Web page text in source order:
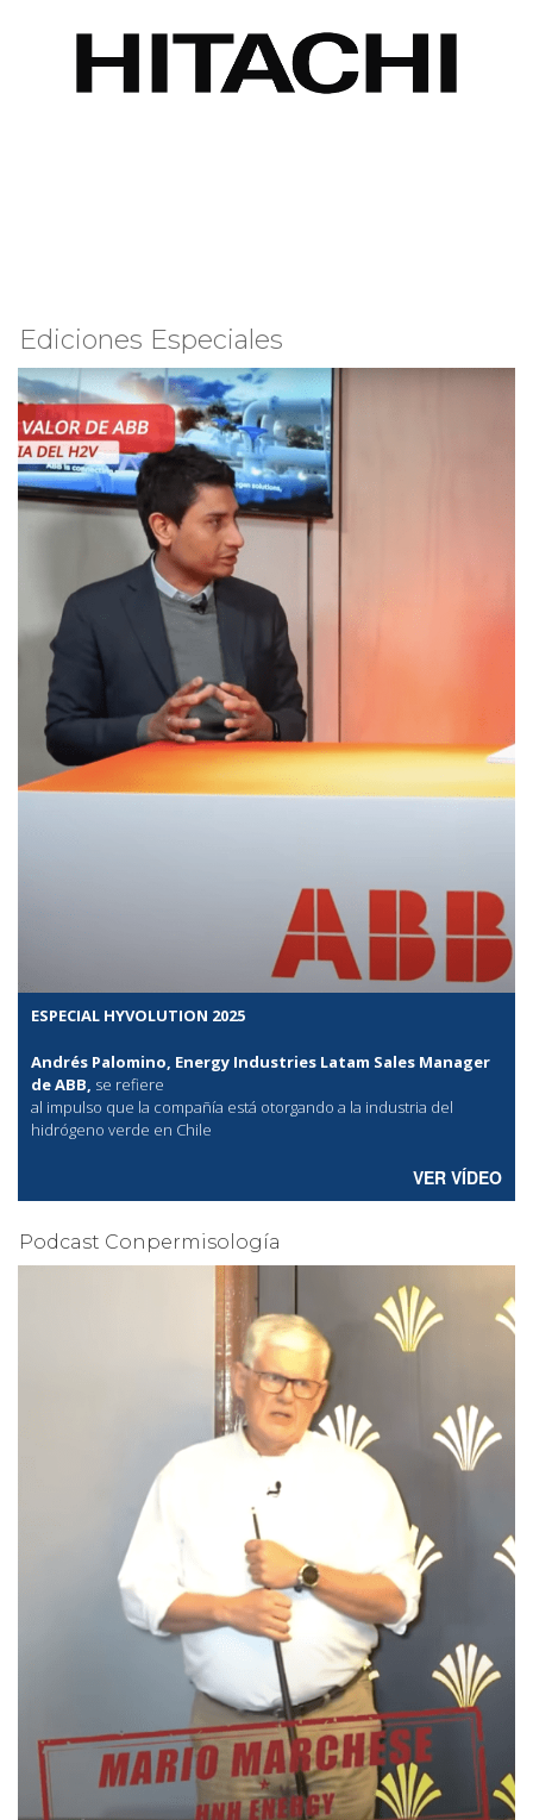
Ediciones Especiales
ESPECIAL HYVOLUTION 2025
Andrés Palomino, Energy Industries Latam Sales Manager
de ABB, se refiere
al impulso que la compañía está otorgando a la industria del
hidrógeno verde en Chile
VER VÍDEO
Podcast Conpermisología